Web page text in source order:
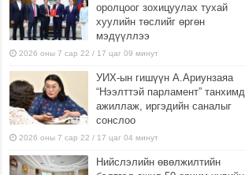
оролцоог зохицуулах тухай
хуулийн төслийг өргөн
мэдүүллээ
2026 оны 7 сар 22 / 17 цаг 09 минут
УИХ-ын гишүүн А.Ариунзаяа
“Нээлттэй парламент” танхимд
ажиллаж, иргэдийн саналыг
сонслоо
2026 оны 7 сар 22 / 17 цаг 04 минут
Нийслэлийн өвөлжилтийн